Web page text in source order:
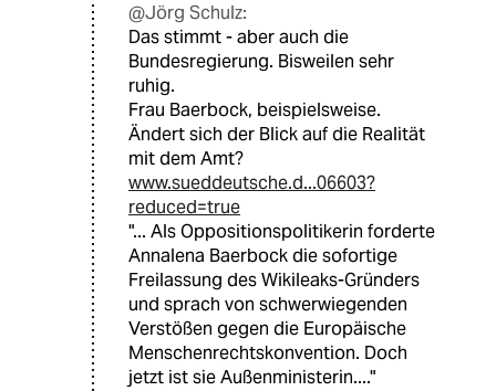
@Jörg Schulz:
Das stimmt - aber auch die
Bundesregierung. Bisweilen sehr
ruhig.
Frau Baerbock, beispielsweise.
Ändert sich der Blick auf die Realität
mit dem Amt?
www.sueddeutsche.d...06603?
reduced=true
"... Als Oppositionspolitikerin forderte
Annalena Baerbock die sofortige
Freilassung des Wikileaks-Gründers
und sprach von schwerwiegenden
Verstößen gegen die Europäische
Menschenrechtskonvention. Doch
jetzt ist sie Außenministerin...."